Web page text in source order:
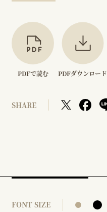
PDFで読む PDFダウンロード
SHARE
FONT SIZE